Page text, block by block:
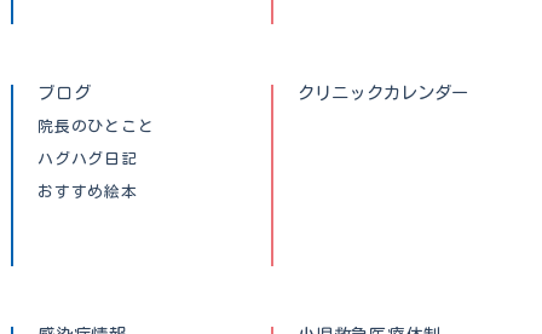
ブログ
院長のひとこと
ハグハグ日記
おすすめ絵本
クリニックカレンダー